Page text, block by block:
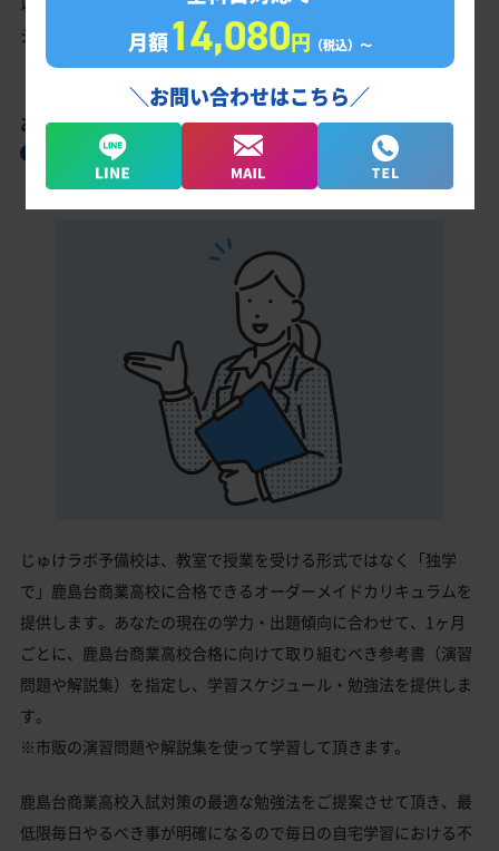
ジュールを明確にします。
あなただけの学習計画だから成果が出る！
鹿島台商業高校合格に向けた受験対策カリキ
ュラム
じゅけラボ予備校は、教室で授業を受ける形式ではなく「独学
で」鹿島台商業高校に合格できるオーダーメイドカリキュラムを
提供します。あなたの現在の学力・出題傾向に合わせて、1ヶ月
ごとに、鹿島台商業高校合格に向けて取り組むべき参考書（演習
問題や解説集）を指定し、学習スケジュール・勉強法を提供しま
す。
※市販の演習問題や解説集を使って学習して頂きます。
鹿島台商業高校入試対策の最適な勉強法をご提案させて頂き、最
低限毎日やるべき事が明確になるので毎日の自宅学習における不
月額14,080円 （税込）〜
＼お問い合わせはこちら／